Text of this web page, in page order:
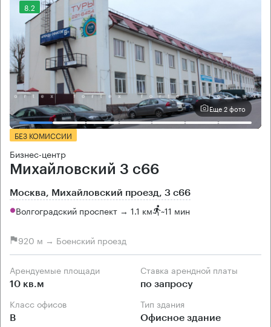
8.2
Еще 2 фото
БЕЗ КОМИССИИ
Бизнес-центр
Михайловский 3 с66
Москва, Михайловский проезд, 3 с66
Волгоградский проспект → 1.1 км ~11 мин
920 м → Боенский проезд
Арендуемые площади
10 кв.м
Ставка арендной платы
по запросу
Класс офисов
B
Тип здания
Офисное здание